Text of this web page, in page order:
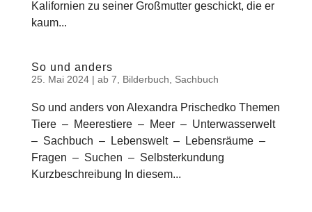
Kalifornien zu seiner Großmutter geschickt, die er
kaum...
So und anders
25. Mai 2024| ab 7 Bilderbuch Sachbuch
So und anders von Alexandra Prischedko Themen
Tiere – Meerestiere – Meer – Unterwasserwelt
– Sachbuch – Lebenswelt – Lebensräume –
Fragen – Suchen – Selbsterkundung
Kurzbeschreibung In diesem...